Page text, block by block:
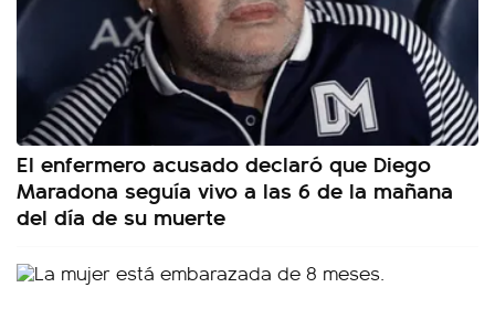
El enfermero acusado declaró que Diego
Maradona seguía vivo a las 6 de la mañana
del día de su muerte